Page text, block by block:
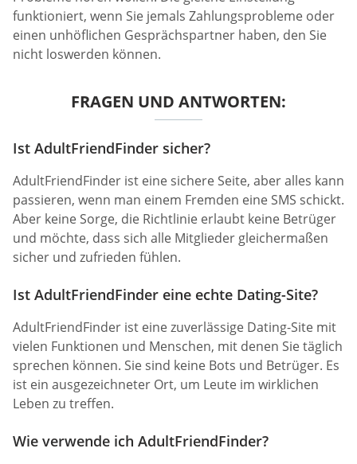
funktioniert, wenn Sie jemals Zahlungsprobleme oder
einen unhöflichen Gesprächspartner haben, den Sie
nicht loswerden können.
FRAGEN UND ANTWORTEN:
Ist AdultFriendFinder sicher?
AdultFriendFinder ist eine sichere Seite, aber alles kann
passieren, wenn man einem Fremden eine SMS schickt.
Aber keine Sorge, die Richtlinie erlaubt keine Betrüger
und möchte, dass sich alle Mitglieder gleichermaßen
sicher und zufrieden fühlen.
Ist AdultFriendFinder eine echte Dating-Site?
AdultFriendFinder ist eine zuverlässige Dating-Site mit
vielen Funktionen und Menschen, mit denen Sie täglich
sprechen können. Sie sind keine Bots und Betrüger. Es
ist ein ausgezeichneter Ort, um Leute im wirklichen
Leben zu treffen.
Wie verwende ich AdultFriendFinder?